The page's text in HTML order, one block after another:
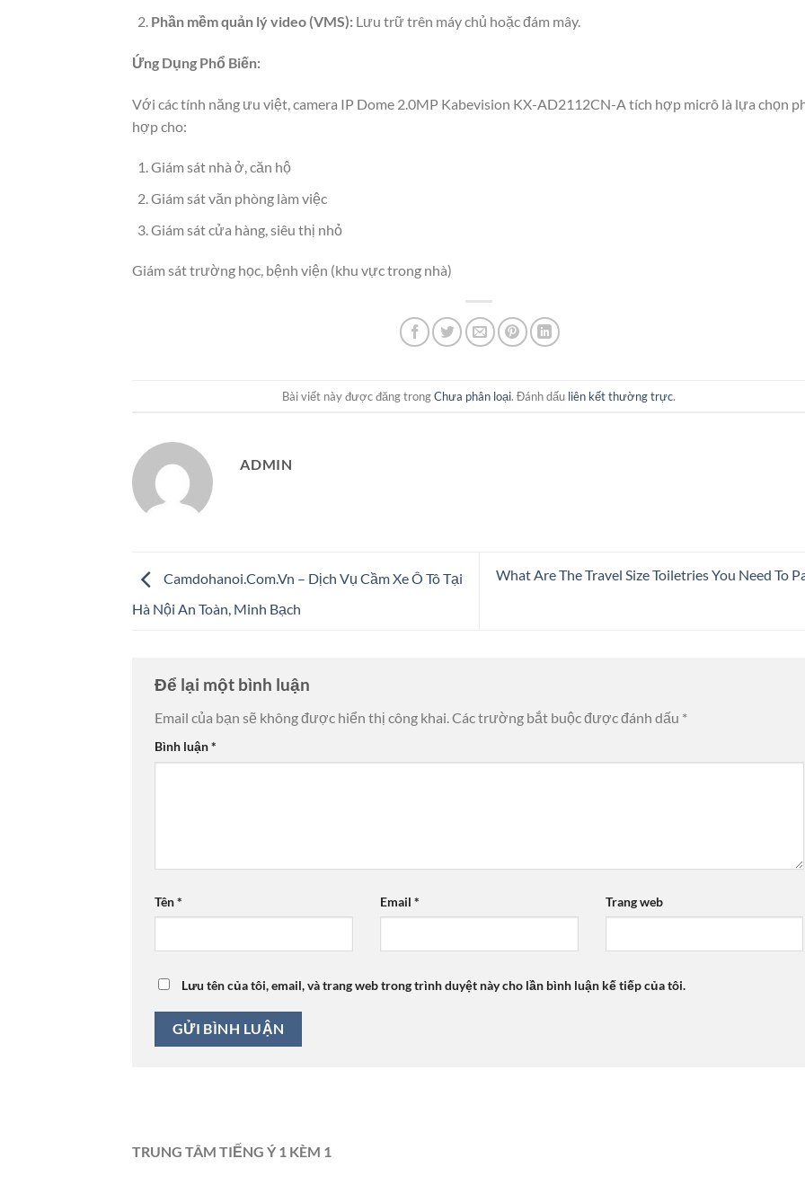
Phần mềm quản lý video (VMS):Lưu trữ trên máy chủ hoặc đám mây.
Ứng Dụng Phổ Biến:
Với các tính năng ưu việt, camera IP Dome 2.0MP Kabevision KX-AD2112CN-A tích hợp micrô là lựa chọn
hợp cho:
Giám sát nhà ở, căn hộ
Giám sát văn phòng làm việc
Giám sát cửa hàng, siêu thị nhỏ
Giám sát trường học, bệnh viện (khu vực trong nhà)
Bài viết này được đăng trongChưa phân loại. Đánh dấu liên kết thường trực.
ADMIN
Camdohanoi.Com.Vn – Dịch Vụ Cầm Xe Ô Tô Tại
Hà Nội An Toàn, Minh Bạch
What Are The Travel Size Toiletries You Need To
Để lại một bình luận
Email của bạn sẽ không được hiển thị công khai.Các trường bắt buộc được đánh dấu *
Bình luận*
Tên* Email * Trang web
Lưu tên của tôi, email, và trang web trong trình duyệt này cho lần bình luận kế tiếp của tôi.
TRUNG TÂM TIẾNG Ý 1 KÈM 1